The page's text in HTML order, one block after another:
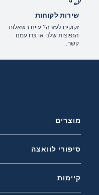
שירות לקוחות
זקוקים לעזרה? עיינו בשאלות
הנפוצות שלנו או צרו עמנו
קשר.
מוצרים
סיפורי לוואצה
קיימות